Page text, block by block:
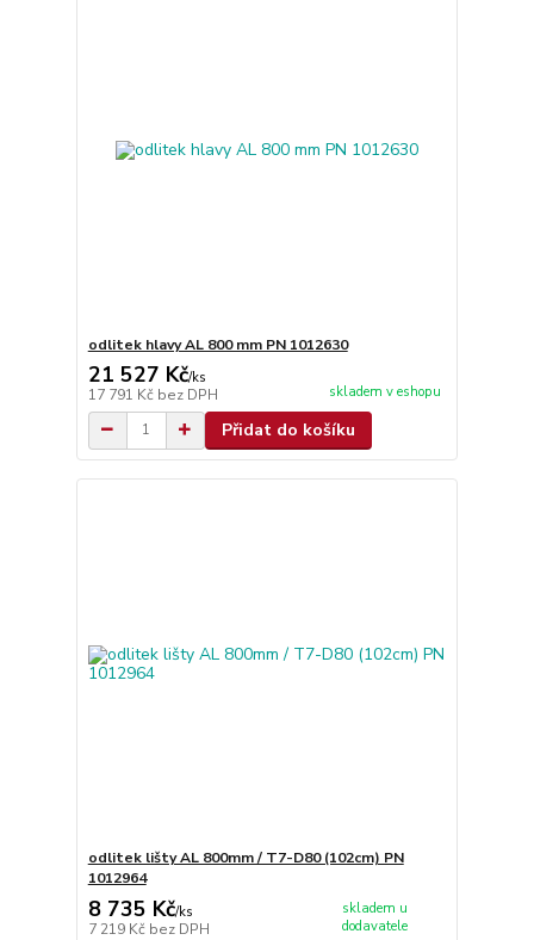
odlitek hlavy AL 800 mm PN 1012630
21 527 Kč/ks
17 791 Kč bez DPH skladem v eshopu
Přidat do košíku
odlitek lišty AL 800mm / T7-D80 (102cm) PN
1012964
8 735 Kč/ks
7 219 Kč bez DPH
skladem u
dodavatele